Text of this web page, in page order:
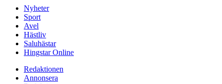
Nyheter
Sport
Avel
Hästliv
Saluhästar
Hingstar Online
Redaktionen
Annonsera